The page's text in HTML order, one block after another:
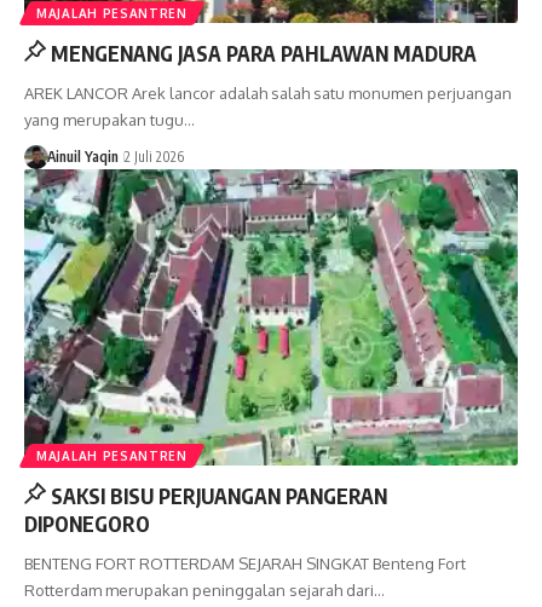
MAJALAH PESANTREN
MENGENANG JASA PARA PAHLAWAN MADURA
AREK LANCOR Arek lancor adalah salah satu monumen perjuangan
yang merupakan tugu…
Ainuil Yaqin 2 Juli 2026
MAJALAH PESANTREN
SAKSI BISU PERJUANGAN PANGERAN
DIPONEGORO
BENTENG FORT ROTTERDAM SEJARAH SINGKAT Benteng Fort
Rotterdam merupakan peninggalan sejarah dari…